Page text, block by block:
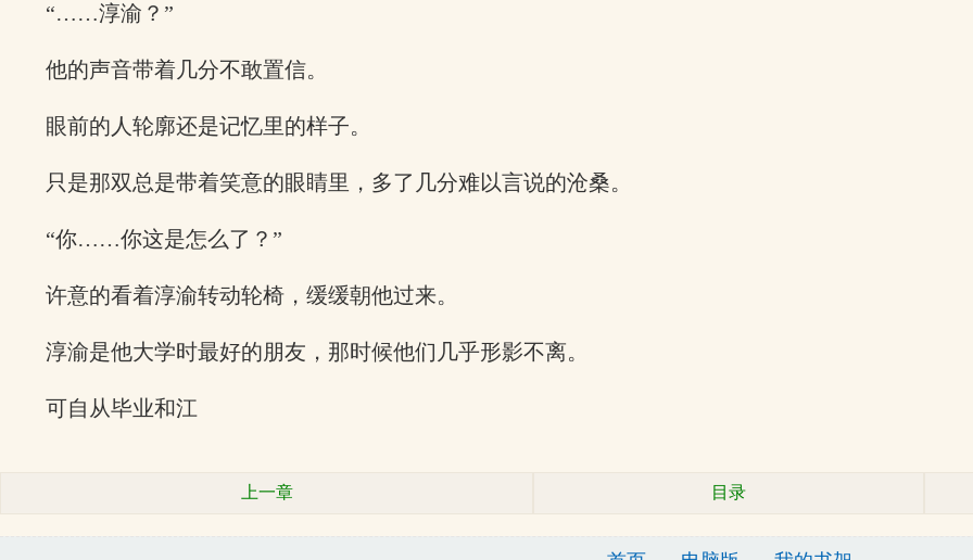
“……淳渝？”
他的声音带着几分不敢置信。
眼前的人轮廓还是记忆里的样子。
只是那双总是带着笑意的眼睛里，多了几分难以言说的沧桑。
“你……你这是怎么了？”
许意的看着淳渝转动轮椅，缓缓朝他过来。
淳渝是他大学时最好的朋友，那时候他们几乎形影不离。
可自从毕业和江
上一章 目录